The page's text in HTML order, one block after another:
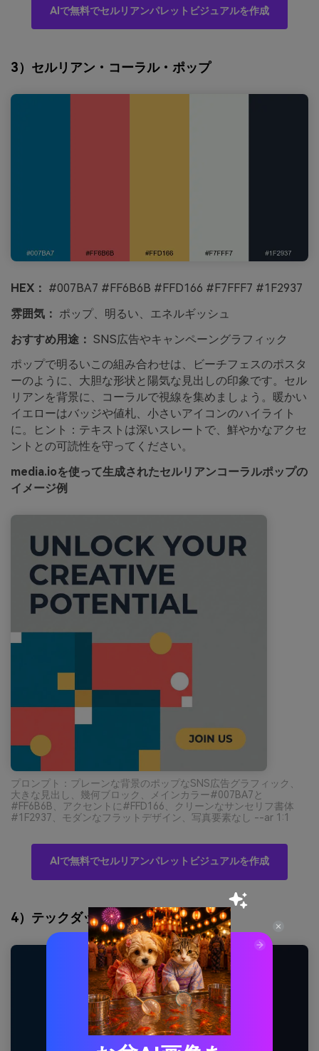
AIで無料でセルリアンパレットビジュアルを作成
3）セルリアン・コーラル・ポップ
HEX： #007BA7 #FF6B6B #FFD166 #F7FFF7 #1F2937
雰囲気： ポップ、明るい、エネルギッシュ
おすすめ用途： SNS広告やキャンペーングラフィック
ポップで明るいこの組み合わせは、ビーチフェスのポスタ
ーのように、大胆な形状と陽気な見出しの印象です。セル
リアンを背景に、コーラルで視線を集めましょう。暖かい
イエローはバッジや値札、小さいアイコンのハイライト
に。ヒント：テキストは深いスレートで、鮮やかなアクセ
ントとの可読性を守ってください。
media.ioを使って生成されたセルリアンコーラルポップの
イメージ例
プロンプト：プレーンな背景のポップなSNS広告グラフィック、
大きな見出し、幾何ブロック、メインカラー#007BA7と
#FF6B6B、アクセントに#FFD166、クリーンなサンセリフ書体
#1F2937、モダンなフラットデザイン、写真要素なし --ar 1:1
AIで無料でセルリアンパレットビジュアルを作成
4）テックダッシュボードナイト